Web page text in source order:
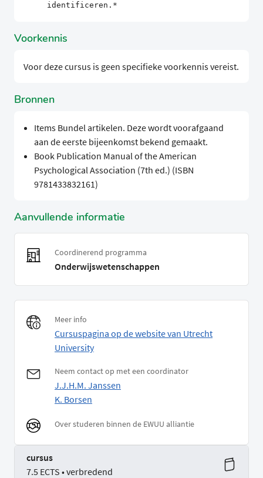
identificeren.*
Voorkennis
Voor deze cursus is geen specifieke voorkennis vereist.
Bronnen
Items Bundel artikelen. Deze wordt voorafgaand
aan de eerste bijeenkomst bekend gemaakt.
Book Publication Manual of the American
Psychological Association (7th ed.) (ISBN
9781433832161)
Aanvullende informatie
Coordinerend programma
Onderwijswetenschappen
Meer info
Cursuspagina op de website van Utrecht
University
Neem contact op met een coordinator
J.J.H.M. Janssen
K. Borsen
Over studeren binnen de EWUU alliantie
cursus
7.5 ECTS • verbredend